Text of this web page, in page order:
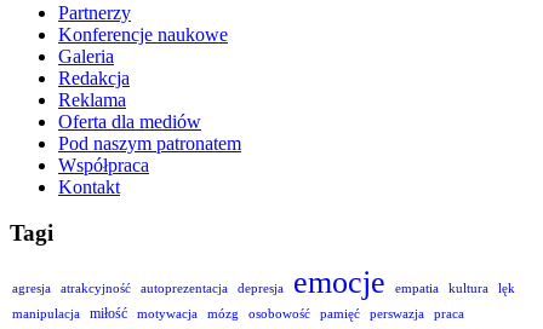
Partnerzy
Konferencje naukowe
Galeria
Redakcja
Reklama
Oferta dla mediów
Pod naszym patronatem
Współpraca
Kontakt
Tagi
agresja atrakcyjność autoprezentacja depresja emocje empatia kultura
lęk
manipulacja
miłość motywacja mózg osobowość pamięć perswazja
praca